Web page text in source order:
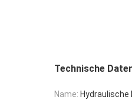
Technische
Name: Hydraulische